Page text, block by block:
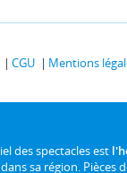
CGU Mentions
des spectacles est
sa région. Pièces